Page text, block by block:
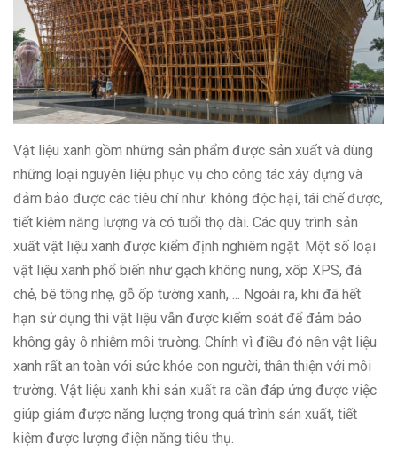
Vật liệu xanh gồm những sản phẩm được sản xuất và dùng
những loại nguyên liệu phục vụ cho công tác xây dựng và
đảm bảo được các tiêu chí như: không độc hại, tái chế được,
tiết kiệm năng lượng và có tuổi thọ dài. Các quy trình sản
xuất vật liệu xanh được kiểm định nghiêm ngặt. Một số loại
vật liệu xanh phổ biến như gạch không nung, xốp XPS, đá
chẻ, bê tông nhẹ, gỗ ốp tường xanh,…. Ngoài ra, khi đã hết
hạn sử dụng thì vật liệu vẫn được kiểm soát để đảm bảo
không gây ô nhiễm môi trường. Chính vì điều đó nên vật liệu
xanh rất an toàn với sức khỏe con người, thân thiện với môi
trường. Vật liệu xanh khi sản xuất ra cần đáp ứng được việc
giúp giảm được năng lượng trong quá trình sản xuất, tiết
kiệm được lượng điện năng tiêu thụ.